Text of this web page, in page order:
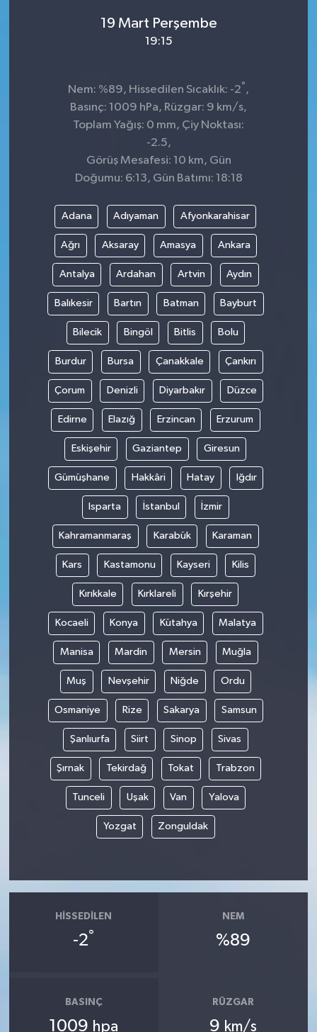
19 Mart Perşembe
19:15
Nem: %89, Hissedilen Sıcaklık: -2° ,
Basınç: 1009 hPa, Rüzgar: 9 km/s,
Toplam Yağış: 0 mm, Çiy Noktası:
-2.5,
Görüş Mesafesi: 10 km, Gün
Doğumu: 6:13, Gün Batımı: 18:18
Adana Adıyaman Afyonkarahisar
Ağrı Aksaray Amasya Ankara
Antalya Ardahan Artvin Aydın
Balıkesir Bartın Batman Bayburt
Bilecik Bingöl Bitlis Bolu
Burdur Bursa Çanakkale Çankırı
Çorum Denizli Diyarbakır Düzce
Edirne Elazığ Erzincan Erzurum
Eskişehir Gaziantep Giresun
Gümüşhane Hakkâri Hatay Iğdır
Isparta İstanbul İzmir
Kahramanmaraş Karabük Karaman
Kars Kastamonu Kayseri Kilis
Kırıkkale Kırklareli Kırşehir
Kocaeli Konya Kütahya Malatya
Manisa Mardin Mersin Muğla
Muş Nevşehir Niğde Ordu
Osmaniye Rize Sakarya Samsun
Şanlıurfa Siirt Sinop Sivas
Şırnak Tekirdağ Tokat Trabzon
Tunceli Uşak Van Yalova
Yozgat Zonguldak
HISSEDILEN
-2°
NEM
%89
BASINÇ
1009 hpa
RÜZGAR
9 km/s